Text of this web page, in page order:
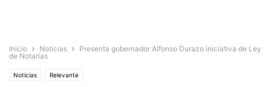
Inicio Noticias
Presenta gobernador Alfonso Durazo iniciativa de Ley
de Notarías
Noticias Relevante